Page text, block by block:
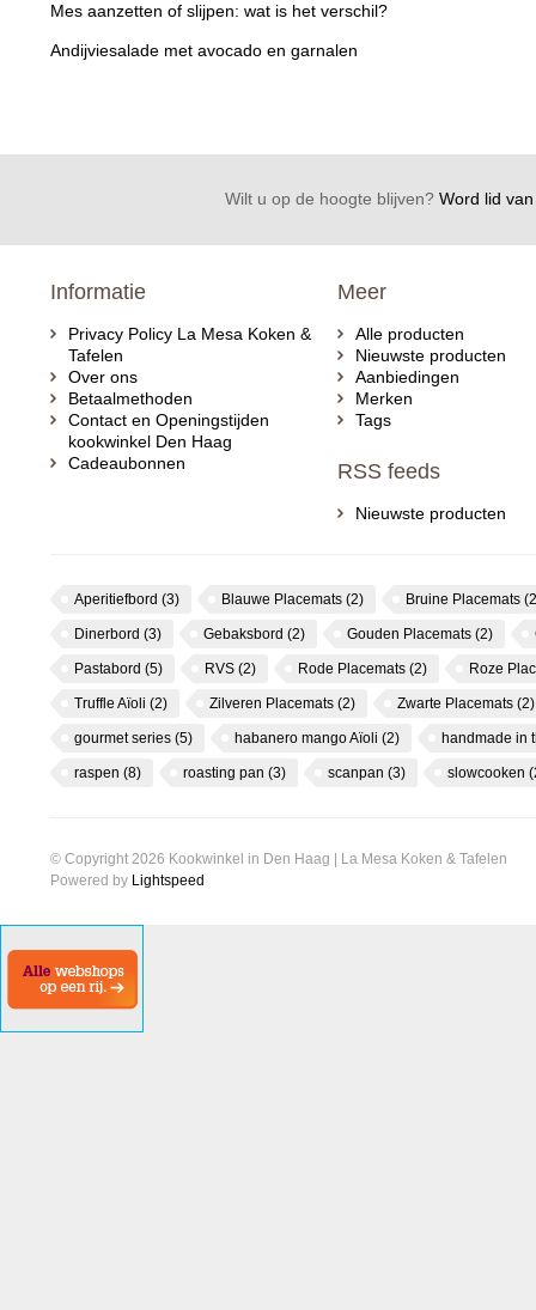
Mes aanzetten of slijpen: wat is het verschil?
Andijviesalade met avocado en garnalen
Wilt u op de hoogte blijven?Word lid van
Informatie
Privacy Policy La Mesa Koken &
Tafelen
Over ons
Betaalmethoden
Contact en Openingstijden
kookwinkel Den Haag
Cadeaubonnen
Meer
Alle producten
Nieuwste producten
Aanbiedingen
Merken
Tags
RSS feeds
Nieuwste producten
Aperitiefbord (3) Blauwe Placemats (2) Bruine Placemats
Dinerbord (3) Gebaksbord (2) Gouden Placemats (2)
Pastabord (5) RVS (2) Rode Placemats (2) Roze
Truffle Aïoli (2) Zilveren Placemats (2) Zwarte Placemats (2)
gourmet series (5) habanero mango Aïoli (2) handmade in
raspen (8) roasting pan (3) scanpan (3) slowcooken
© Copyright 2026 Kookwinkel in Den Haag | La Mesa Koken & Tafelen
Powered by Lightspeed